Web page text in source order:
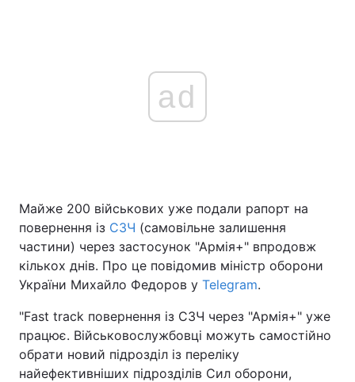
Україна Політика
Економіка Світ
Техно і зв'язок Лайт
Зброя Інциденти
ad
Майже 200 військових уже подали рапорт на
повернення із СЗЧ (самовільне залишення
частини) через застосунок "Армія+" впродовж
кількох днів. Про це повідомив міністр оборони
України Михайло Федоров у Telegram.
"Fast track повернення із СЗЧ через "Армія+" уже
працює. Військовослужбовці можуть самостійно
обрати новий підрозділ із переліку
найефективніших підрозділів Сил оборони,